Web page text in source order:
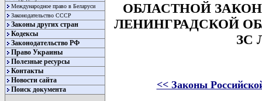
Международное право в Беларуси
Законодательство СССР
Законы других стран
Кодексы
Законодательство РФ
Право Украины
Полезные ресурсы
Контакты
Новости сайта
Поиск документа
ОБЛАСТНОЙ
ЛЕНИНГРАДСКОЙ
ЗС
<< Законы